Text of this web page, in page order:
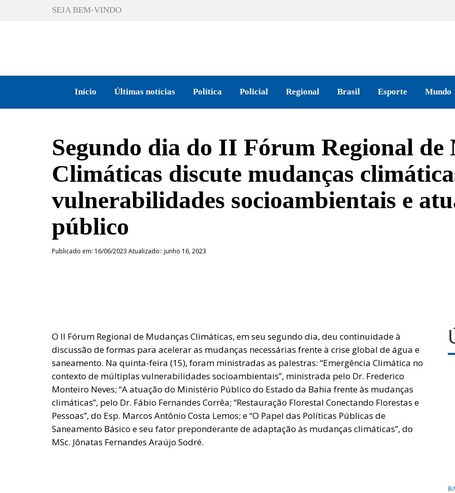
SEJA BEM-VINDO
Início Últimas notícias Política Policial Regional Brasil Esporte Mundo
Segundo dia do II Fórum Regional de
Climáticas discute mudanças
vulnerabilidades socioambientais e
público
Publicado em: 16/06/2023 Atualizado:: junho 16, 2023
O II Fórum Regional de Mudanças Climáticas, em seu segundo dia, deu continuidade à
discussão de formas para acelerar as mudanças necessárias frente à crise global de água e
saneamento. Na quinta-feira (15), foram ministradas as palestras: “Emergência Climática no
contexto de múltiplas vulnerabilidades socioambientais”, ministrada pelo Dr. Frederico
Monteiro Neves; “A atuação do Ministério Público do Estado da Bahia frente às mudanças
climáticas”, pelo Dr. Fábio Fernandes Corrêa; “Restauração Florestal Conectando Florestas e
Pessoas”, do Esp. Marcos Antônio Costa Lemos; e “O Papel das Políticas Públicas de
Saneamento Básico e seu fator preponderante de adaptação às mudanças climáticas”, do
MSc. Jônatas Fernandes Araújo Sodré.